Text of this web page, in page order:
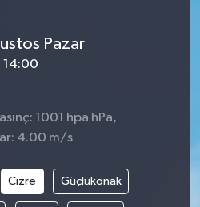
Pazar
14:00
1001 hpa hPa,
4.00 m/s
Cizre Güçlükonak